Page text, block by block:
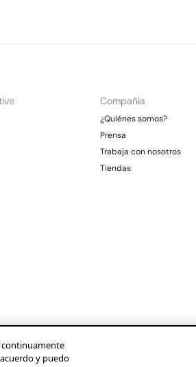
Compañia
¿Quiénes somos?
Prensa
Trabaja con nosotros
Tiendas
continuamente
y puedo